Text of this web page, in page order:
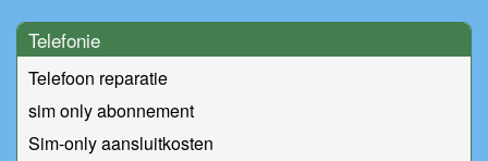
Telefonie
Telefoon reparatie
sim only abonnement
Sim-only aansluitkosten